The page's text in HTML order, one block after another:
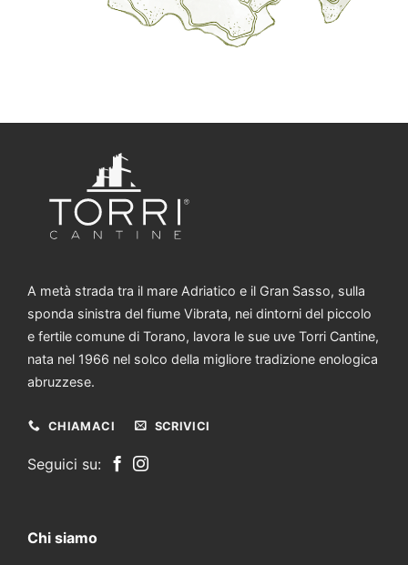
A metà strada tra il mare Adriatico e il Gran Sasso, sulla
sponda sinistra del fiume Vibrata, nei dintorni del piccolo
e fertile comune di Torano, lavora le sue uve Torri Cantine,
nata nel 1966 nel solco della migliore tradizione enologica
abruzzese.
CHIAMACI SCRIVICI
Seguici su:
Chi siamo